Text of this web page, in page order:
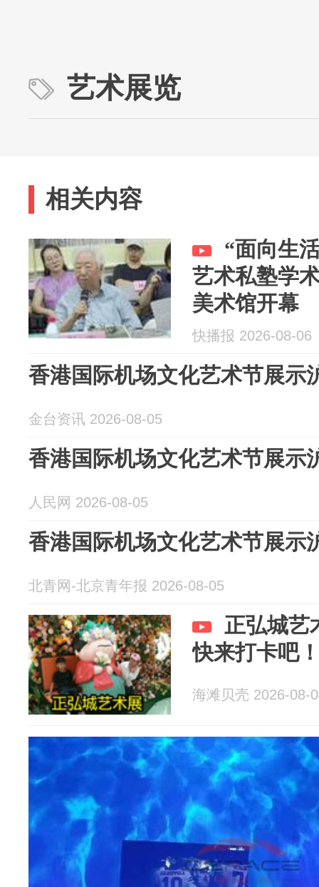
艺术展览
相关内容
“面向生
艺术私塾学
美术馆开幕
快播报 2026-08-06
香港国际机场文化艺术节展示
金台资讯 2026-08-05
香港国际机场文化艺术节展示
人民网 2026-08-05
香港国际机场文化艺术节展示
北青网-北京青年报 2026-08-05
正弘城艺
快来打卡吧
海滩贝壳 2026-08-